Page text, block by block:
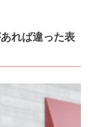
れば違った表